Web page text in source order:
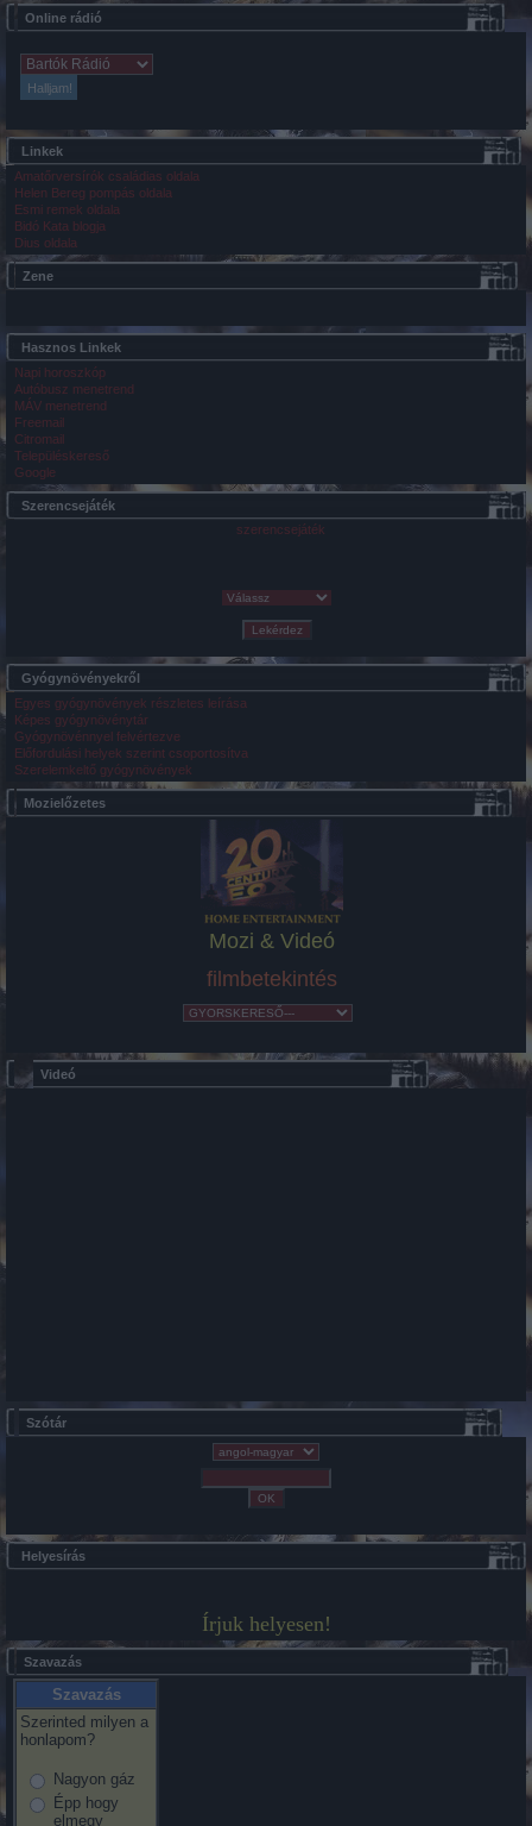
Online rádió
Linkek
Amatőrversírók családias oldala
Helen Bereg pompás oldala
Esmi remek oldala
Bidó Kata blogja
Dius oldala
Zene
Hasznos Linkek
Napi horoszkóp
Autóbusz menetrend
MÁV menetrend
Freemail
Citromail
Településkereső
Google
Szerencsejáték
szerencsejáték
Gyógynövényekről
Egyes gyógynövények részletes leírása
Képes gyógynövénytár
Gyógynövénnyel felvértezve
Előfordulási helyek szerint csoportosítva
Szerelemkeltő gyógynövények
Mozielőzetes
Mozi & Videó
filmbetekintés
Videó
Szótár
Helyesírás
Írjuk helyesen!
Szavazás
Szavazás
Szerinted milyen a
honlapom?
Nagyon gáz
Épp hogy
elmegy